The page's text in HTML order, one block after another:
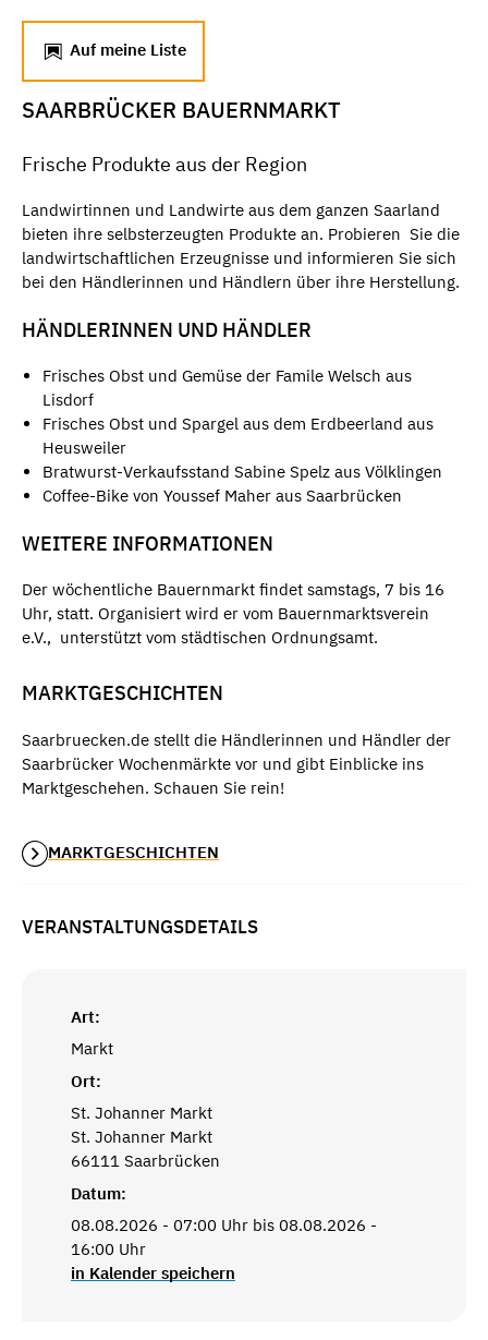
Auf meine Liste
SAARBRÜCKER BAUERNMARKT
Frische Produkte aus der Region
Landwirtinnen und Landwirte aus dem ganzen Saarland
bieten ihre selbsterzeugten Produkte an. Probieren Sie die
landwirtschaftlichen Erzeugnisse und informieren Sie sich
bei den Händlerinnen und Händlern über ihre Herstellung.
HÄNDLERINNEN UND HÄNDLER
Frisches Obst und Gemüse der Famile Welsch aus
Lisdorf
Frisches Obst und Spargel aus dem Erdbeerland aus
Heusweiler
Bratwurst-Verkaufsstand Sabine Spelz aus Völklingen
Coffee-Bike von Youssef Maher aus Saarbrücken
WEITERE INFORMATIONEN
Der wöchentliche Bauernmarkt findet samstags, 7 bis 16
Uhr, statt. Organisiert wird er vom Bauernmarktsverein
e.V., unterstützt vom städtischen Ordnungsamt.
MARKTGESCHICHTEN
Saarbruecken.de stellt die Händlerinnen und Händler der
Saarbrücker Wochenmärkte vor und gibt Einblicke ins
Marktgeschehen. Schauen Sie rein!
MARKTGESCHICHTEN
VERANSTALTUNGSDETAILS
Art:
Markt
Ort:
St. Johanner Markt
St. Johanner Markt
66111 Saarbrücken
Datum:
08.08.2026 - 07:00 Uhr bis 08.08.2026 -
16:00 Uhr
in Kalender speichern